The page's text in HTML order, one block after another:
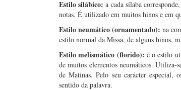
Estilo silábico: a cada sílaba
notas. É utilizado em muitos hinos e em
Estilo neumático (ornamentado): na
estilo normal da Missa, de alguns hinos,
Estilo melismático (florido): é o estilo
de muitos elementos neumáticos. Utiliza-
de Matinas. Pelo seu carácter especial,
sentido da palavra.